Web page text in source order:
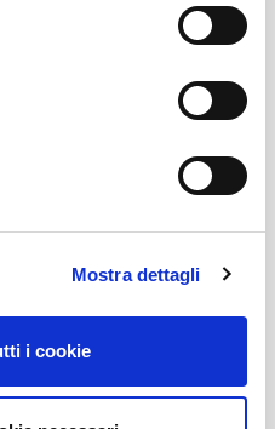
Mostra dettagli
i cookie
预防性维护。与其他
）的集成简化了整体管
外，集中平台提高了
。最后，AI和聊天机
的合作，
供下一代自动化解决
并确保最佳结果。